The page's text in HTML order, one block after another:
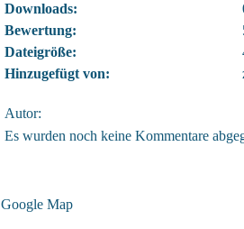
Downloads:
Bewertung:
Dateigröße:
Hinzugefügt von:
Autor:
Es wurden noch keine Kommentare
Google Map